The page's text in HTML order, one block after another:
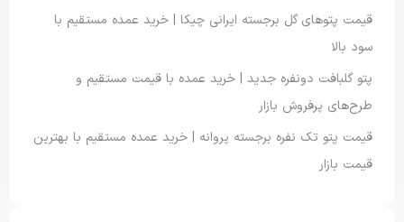
قیمت پتوهای گل برجسته ایرانی چیکا | خرید عمده مستقیم با
سود بالا
پتو گلبافت دونفره جدید | خرید عمده با قیمت مستقیم و
طرح‌های پرفروش بازار
قیمت پتو تک نفره برجسته پروانه | خرید عمده مستقیم با بهترین
قیمت بازار